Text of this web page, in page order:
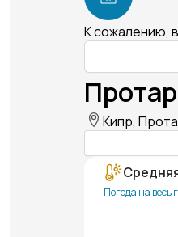
К сожалению,
Кипр,
Погода на весь